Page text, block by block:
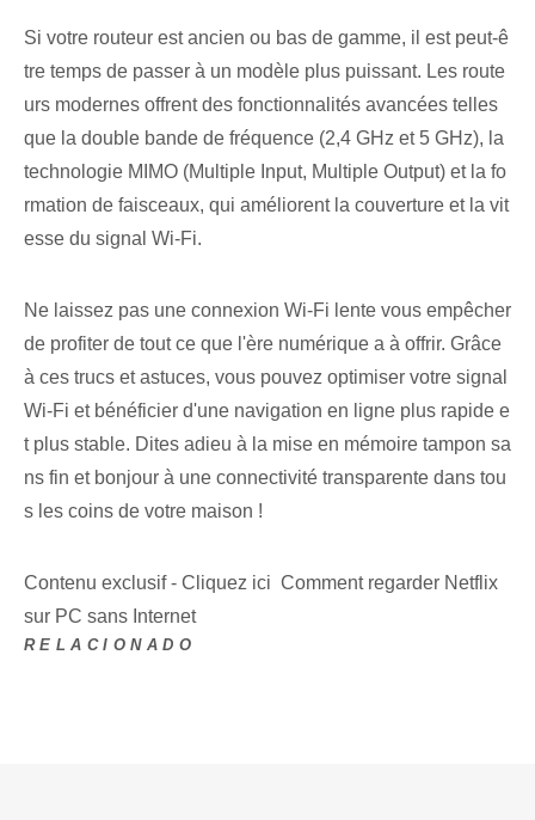
Si votre ⁢routeur⁤ est ancien ou bas de gamme, il est peut-ê
tre temps de passer à un modèle plus puissant. Les route
urs modernes offrent des fonctionnalités avancées telles
que la double bande de fréquence (2,4 GHz et 5 GHz), la
technologie MIMO (Multiple Input, Multiple Output) et la fo
rmation de faisceaux, qui améliorent la couverture et la vit
esse du signal Wi-Fi.
Ne laissez pas une connexion Wi-Fi lente vous empêcher
de profiter de tout ce que l'ère numérique a à offrir. Grâce
à ces trucs et astuces, vous pouvez optimiser votre signal
Wi-Fi et bénéficier d'une navigation en ligne plus rapide e
t plus stable. Dites adieu à la mise en mémoire tampon sa
ns fin et bonjour à une connectivité transparente dans tou
s les coins de votre maison !
Contenu exclusif - Cliquez ici Comment regarder Netflix
sur PC sans Internet
RELACIONADO